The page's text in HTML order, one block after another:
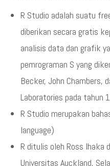
R Studio adalah suatu
diberikan secara gratis
analisis data dan grafik
pemrograman S yang
Becker, John Chambers,
Laboratories pada tahun
R Studio merupakan
language)
R ditulis oleh Ross Ihaka
Universitas Auckland,